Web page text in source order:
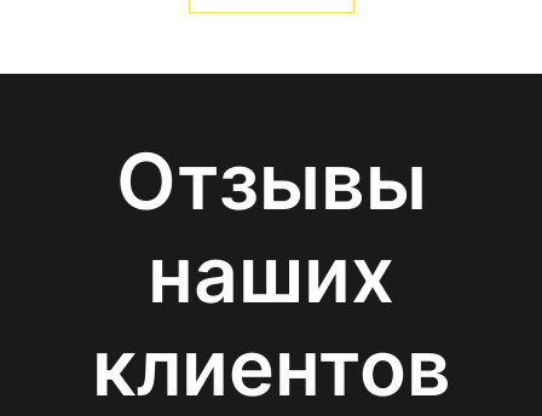
Отзывы
наших
клиентов